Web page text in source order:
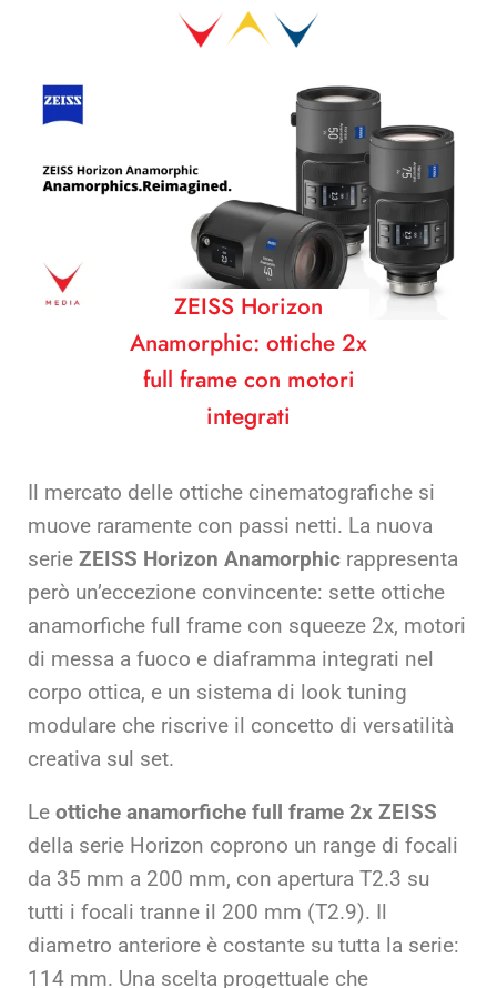
ZEISS Horizon
Anamorphic: ottiche 2x
full frame con motori
integrati
Il mercato delle ottiche cinematografiche si
muove raramente con passi netti. La nuova
serie ZEISS Horizon Anamorphic rappresenta
però un’eccezione convincente: sette ottiche
anamorfiche full frame con squeeze 2x, motori
di messa a fuoco e diaframma integrati nel
corpo ottica, e un sistema di look tuning
modulare che riscrive il concetto di versatilità
creativa sul set.
Le ottiche anamorfiche full frame 2x ZEISS
della serie Horizon coprono un range di focali
da 35 mm a 200 mm, con apertura T2.3 su
tutti i focali tranne il 200 mm (T2.9). Il
diametro anteriore è costante su tutta la serie:
114 mm. Una scelta progettuale che